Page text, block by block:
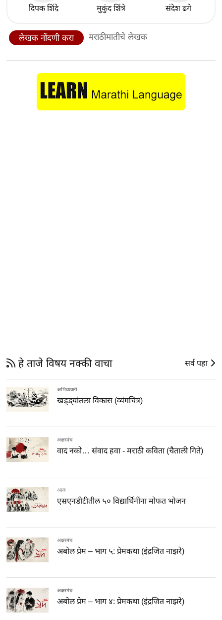
दिपक शिंदे मुकुंद शिंत्रे संदेश ढगे
लेखक नोंदणी करा मराठीमातीचे लेखक
हे ताजे विषय नक्की वाचा सर्व पहा
अभिव्यक्ती
खड्ड्यांतला विकास (व्यंगचित्र)
अक्षरमंच
वाद नको… संवाद हवा - मराठी कविता (चैताली गिते)
आज
एसएनडीटीतील ५० विद्यार्थिनींना मोफत भोजन
अक्षरमंच
अबोल प्रेम – भाग ५: प्रेमकथा (इंद्रजित नाझरे)
अक्षरमंच
अबोल प्रेम – भाग ४: प्रेमकथा (इंद्रजित नाझरे)